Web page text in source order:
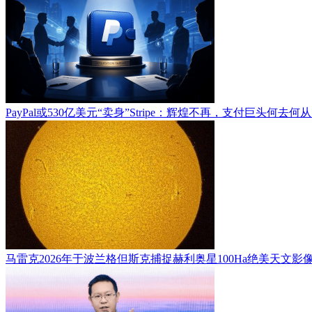
PayPal或530亿美元“卖身”Stripe：辉煌不再，支付巨头何去何
马雷克2026年于波兰格但斯克捕捉赫利奥星100Ha绝美天文影